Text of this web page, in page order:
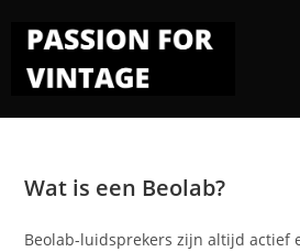
Wat is een Beolab?
Beolab-luidsprekers zijn altijd actief